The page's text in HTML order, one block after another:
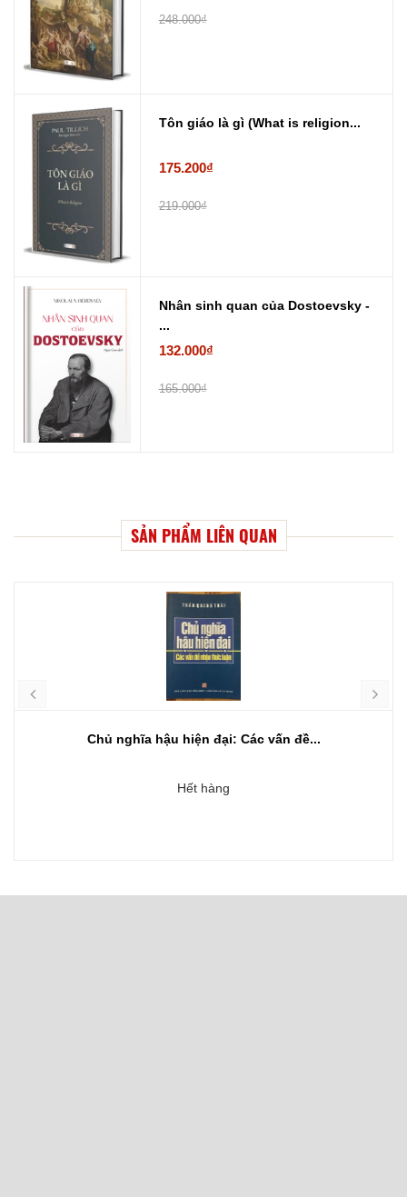
248.000₫
Tôn giáo là gì (What is religion...
175.200₫
219.000₫
Nhân sinh quan của Dostoevsky -
...
132.000₫
165.000₫
SẢN PHẨM LIÊN QUAN
Chủ nghĩa hậu hiện đại: Các vấn đề...
Hết hàng